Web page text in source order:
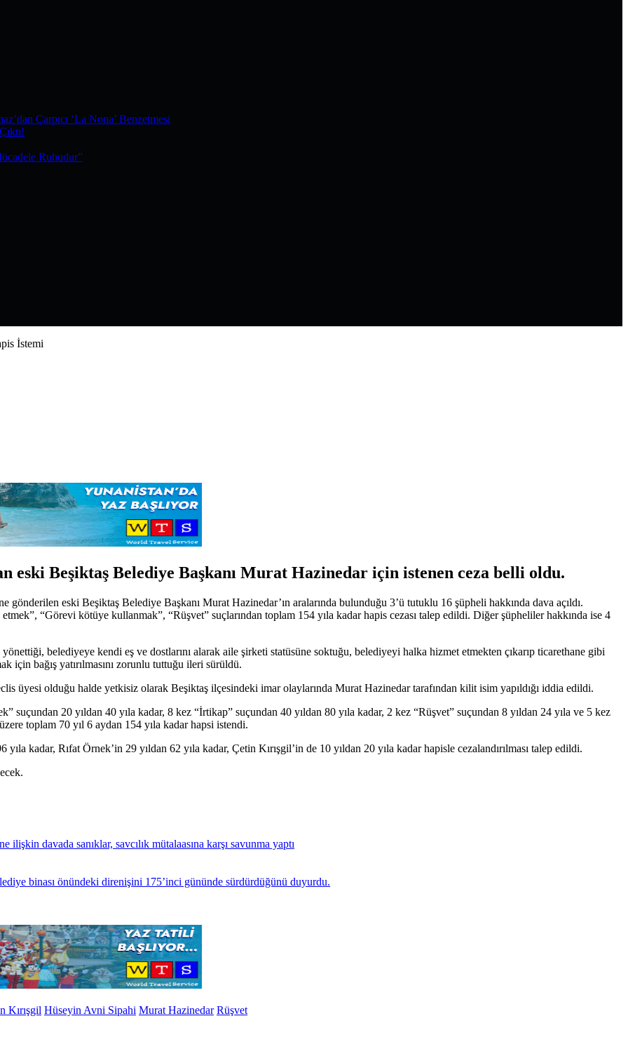
Çarpıcı ‘La Nona’ Benzetmesi
Ruhudur”
İstemi
eski Beşiktaş Belediye Başkanı Murat Hazinedar için istenen ceza belli oldu.
gönderilen eski Beşiktaş Belediye Başkanı Murat Hazinedar’ın aralarında bulunduğu 3’ü tutuklu 16 şüpheli hakkında dava açıldı.
“Görevi kötüye kullanmak”, “Rüşvet” suçlarından toplam 154 yıla kadar hapis cezası talep edildi. Diğer şüpheliler hakkında ise 4
belediyeye kendi eş ve dostlarını alarak aile şirketi statüsüne soktuğu, belediyeyi halka hizmet etmekten çıkarıp ticarethane gibi
için bağış yatırılmasını zorunlu tuttuğu ileri sürüldü.
üyesi olduğu halde yetkisiz olarak Beşiktaş ilçesindeki imar olaylarında Murat Hazinedar tarafından kilit isim yapıldığı iddia edildi.
suçundan 20 yıldan 40 yıla kadar, 8 kez “İrtikap” suçundan 40 yıldan 80 yıla kadar, 2 kez “Rüşvet” suçundan 8 yıldan 24 yıla ve 5 kez
toplam 70 yıl 6 aydan 154 yıla kadar hapsi istendi.
kadar, Rıfat Örnek’in 29 yıldan 62 yıla kadar, Çetin Kırışgil’in de 10 yıldan 20 yıla kadar hapisle cezalandırılması talep edildi.
Kırışgil Hüseyin Avni Sipahi Murat Hazinedar Rüşvet